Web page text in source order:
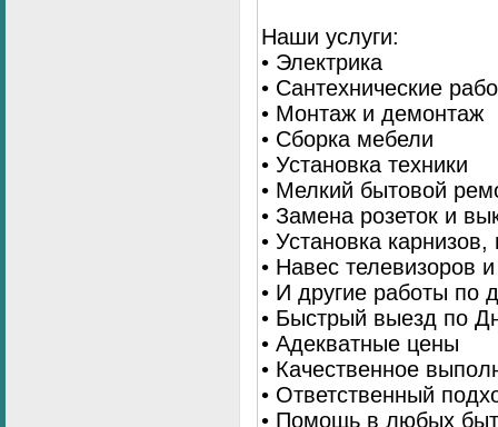
Наши услуги:
• Электрика
• Сантехнические
• Монтаж и демонтаж
• Сборка мебели
• Установка техники
• Мелкий бытовой
• Замена розеток и
• Установка
• Навес телевизоров
• И другие работы по
• Быстрый выезд по
• Адекватные цены
• Качественное
• Ответственный
• Помощь в любых